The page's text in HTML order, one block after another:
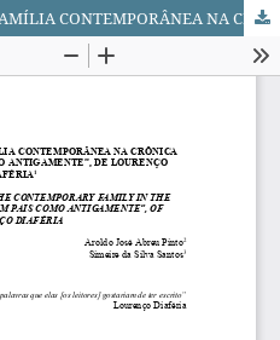
A (TRANS) FORMAÇÃO DA FAMÍLIA CONTEMPORÂNEA NA CRÔNICA “JÁ NÃO SE FAZEM PAIS COMO ANTIGAMENTE”, DE LOURENÇO DIAFÉRIA